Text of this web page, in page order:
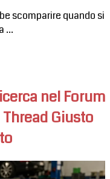
scomparire quando si
...
nel Forum
Giusto